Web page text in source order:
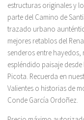
estructuras originales y
parte del Camino de
trazado urbano
mejores retablos del
senderos entre
espléndido paisaje
Picota. Recuerda en
Valientes o historias de
Conde García Ordoñez.